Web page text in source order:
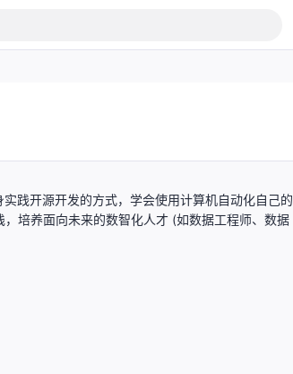
践开源开发的方式，学会使用计算机自动化自己的
培养面向未来的数智化人才 (如数据工程师、数据